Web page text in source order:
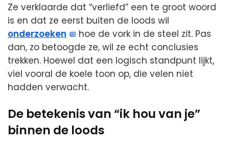
Ze verklaarde dat “verliefd” een te groot woord
is en dat ze eerst buiten de loods wil
onderzoeken
hoe de vork in de steel zit. Pas
dan, zo betoogde ze, wil ze echt conclusies
trekken. Hoewel dat een logisch standpunt lijkt,
viel vooral de koele toon op, die velen niet
hadden verwacht.
De betekenis van “ik hou van je”
binnen de loods